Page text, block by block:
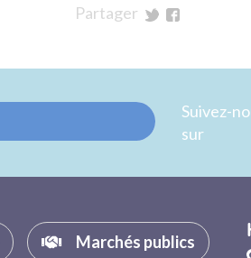
Partager
Suivez-
sur
Marchés publics